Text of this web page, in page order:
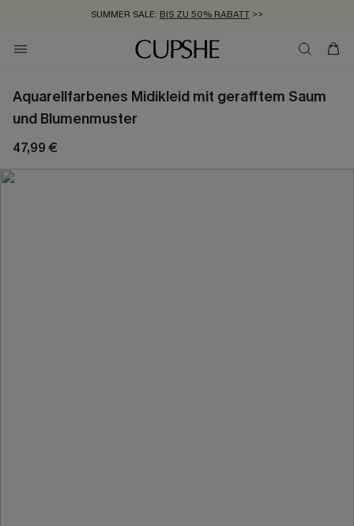
SUMMER SALE: BIS ZU 50% RABATT >>
ZUM NEWSLETTER:BIS ZU -20% EXTRA ERHALTEN
KOSTENLOSER VERSAND AB 89 €
Aquarellfarbenes Midikleid mit gerafftem Saum
und Blumenmuster
47,99 €